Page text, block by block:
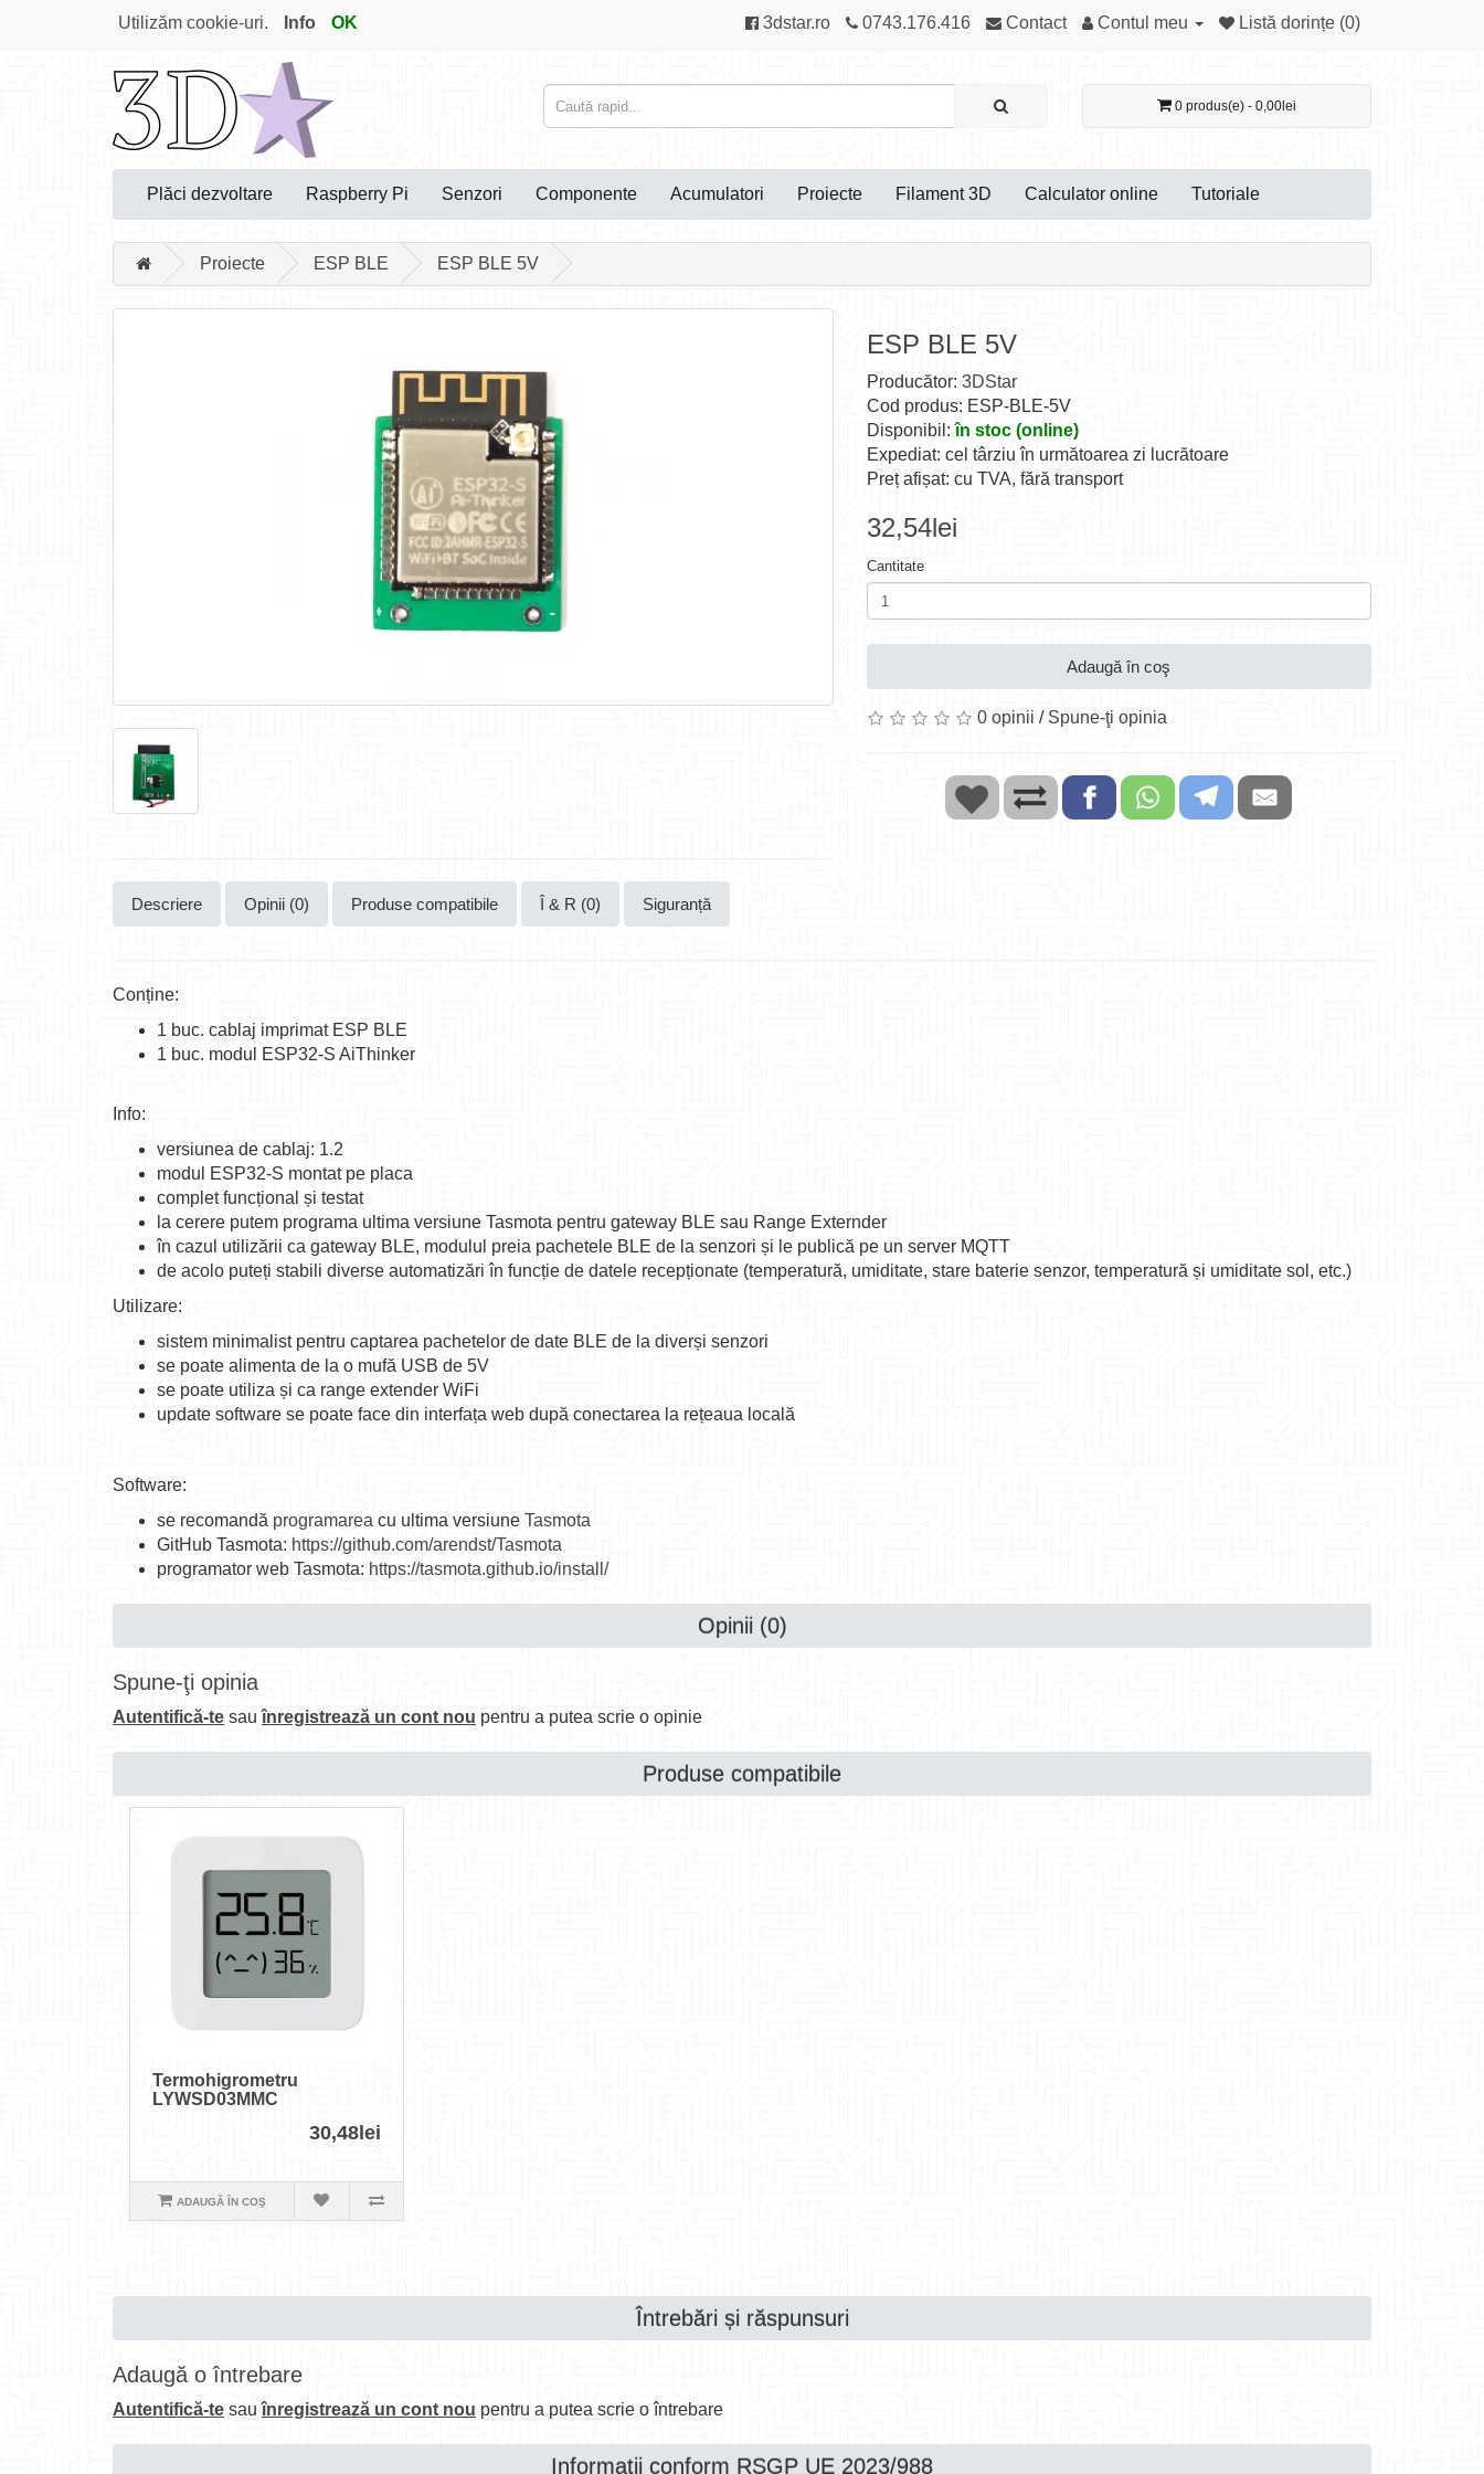
Utilizăm cookie-uri. Info OK 3dstar.ro 0743.176.416 Contact Contul meu Listă dorințe (0)
0 produs(e) - 0,00lei
Plăci dezvoltare Raspberry Pi Senzori Componente Acumulatori Proiecte Filament 3D Calculator online Tutoriale
Proiecte ESP BLE ESP BLE 5V
Descriere Opinii (0) Produse compatibile Î & R (0) Siguranță
ESP BLE 5V
Producător: 3DStar
Cod produs: ESP-BLE-5V
Disponibil:în stoc (online)
Expediat: cel târziu în următoarea zi lucrătoare
Preț afișat: cu TVA, fără transport
32,54lei
Cantitate
Adaugă în coş
0 opinii / Spune-ţi opinia
Conține:
1 buc. cablaj imprimat ESP BLE
1 buc. modul ESP32-S AiThinker
Info:
versiunea de cablaj: 1.2
modul ESP32-S montat pe placa
complet funcțional și testat
la cerere putem programa ultima versiune Tasmota pentru gateway BLE sau Range Externder
în cazul utilizării ca gateway BLE, modulul preia pachetele BLE de la senzori și le publică pe un server MQTT
de acolo puteți stabili diverse automatizări în funcție de datele recepționate (temperatură, umiditate, stare baterie senzor, temperatură și umiditate sol, etc.)
Utilizare:
sistem minimalist pentru captarea pachetelor de date BLE de la diverși senzori
se poate alimenta de la o mufă USB de 5V
se poate utiliza și ca range extender WiFi
update software se poate face din interfața web după conectarea la rețeaua locală
Software:
se recomandă programarea cu ultima versiune Tasmota
GitHub Tasmota: https://github.com/arendst/Tasmota
programator web Tasmota: https://tasmota.github.io/install/
Opinii (0)
Spune-ţi opinia
Autentifică-te sauînregistrează un cont nou pentru a putea scrie o opinie
Produse compatibile
Termohigrometru
LYWSD03MMC
30,48lei
ADAUGĂ ÎN COŞ
Întrebări și răspunsuri
Adaugă o întrebare
Autentifică-te sauînregistrează un cont nou pentru a putea scrie o întrebare
Informații conform RSGP UE 2023/988